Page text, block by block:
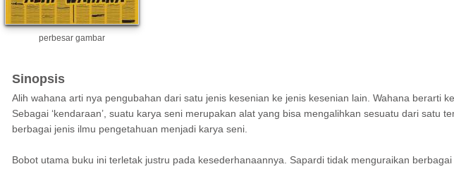
perbesar gambar
Sinopsis
Alih wahana arti nya pengubahan dari satu jenis kesenian ke jenis kesenian lain. Wahana berarti
Sebagai ‘kendaraan’, suatu karya seni merupakan alat yang bisa mengalihkan sesuatu dari
berbagai jenis ilmu pengetahuan menjadi karya seni.
Bobot utama buku ini terletak justru pada kesederhanaannya. Sapardi tidak menguraikan